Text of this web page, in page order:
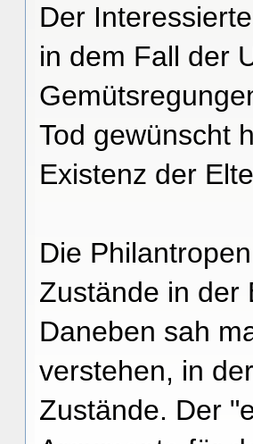
Der
in dem Fall der
Tod gewünscht
Existenz der
Die
Zustände in der
Daneben sah
verstehen, in
Zustände. Der